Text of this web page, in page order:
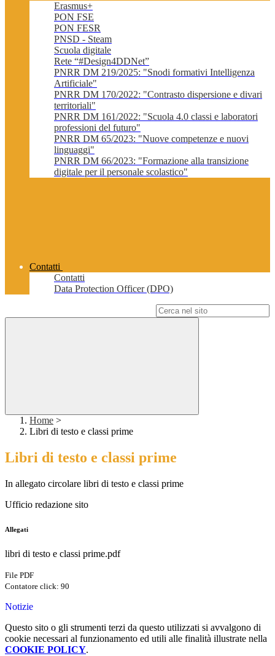
Erasmus+
PON FSE
PON FESR
PNSD - Steam
Scuola digitale
Rete “#Design4DDNet”
PNRR DM 219/2025: "Snodi formativi Intelligenza
Artificiale"
PNRR DM 170/2022: "Contrasto dispersione e divari
territoriali"
PNRR DM 161/2022: "Scuola 4.0 classi e laboratori
professioni del futuro"
PNRR DM 65/2023: "Nuove competenze e nuovi
linguaggi"
PNRR DM 66/2023: "Formazione alla transizione
digitale per il personale scolastico"
Contatti
Contatti
Data Protection Officer (DPO)
Home >
Libri di testo e classi prime
Libri di testo e classi prime
In allegato circolare libri di testo e classi prime
Ufficio redazione sito
Allegati
libri di testo e classi prime.pdf
File PDF
Contatore click: 90
Notizie
Questo sito o gli strumenti terzi da questo utilizzati si avvalgono di
cookie necessari al funzionamento ed utili alle finalità illustrate nella
COOKIE POLICY.